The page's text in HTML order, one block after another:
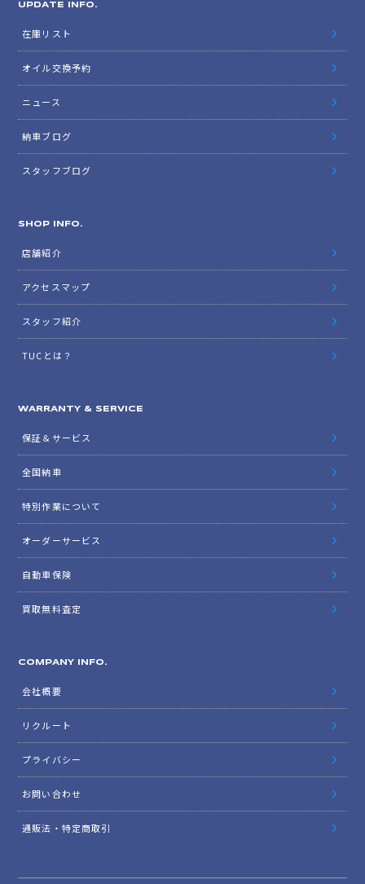
UPDATE INFO.
在庫リスト
オイル交換予約
ニュース
納車ブログ
スタッフブログ
SHOP INFO.
店舗紹介
アクセスマップ
スタッフ紹介
TUCとは？
WARRANTY & SERVICE
保証＆サービス
全国納車
特別作業について
オーダーサービス
自動車保険
買取無料査定
COMPANY INFO.
会社概要
リクルート
プライバシー
お問い合わせ
通販法・特定商取引